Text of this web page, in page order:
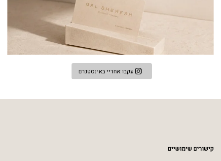
עקבו אחריי באינסטגרם
קישורים שימושיים